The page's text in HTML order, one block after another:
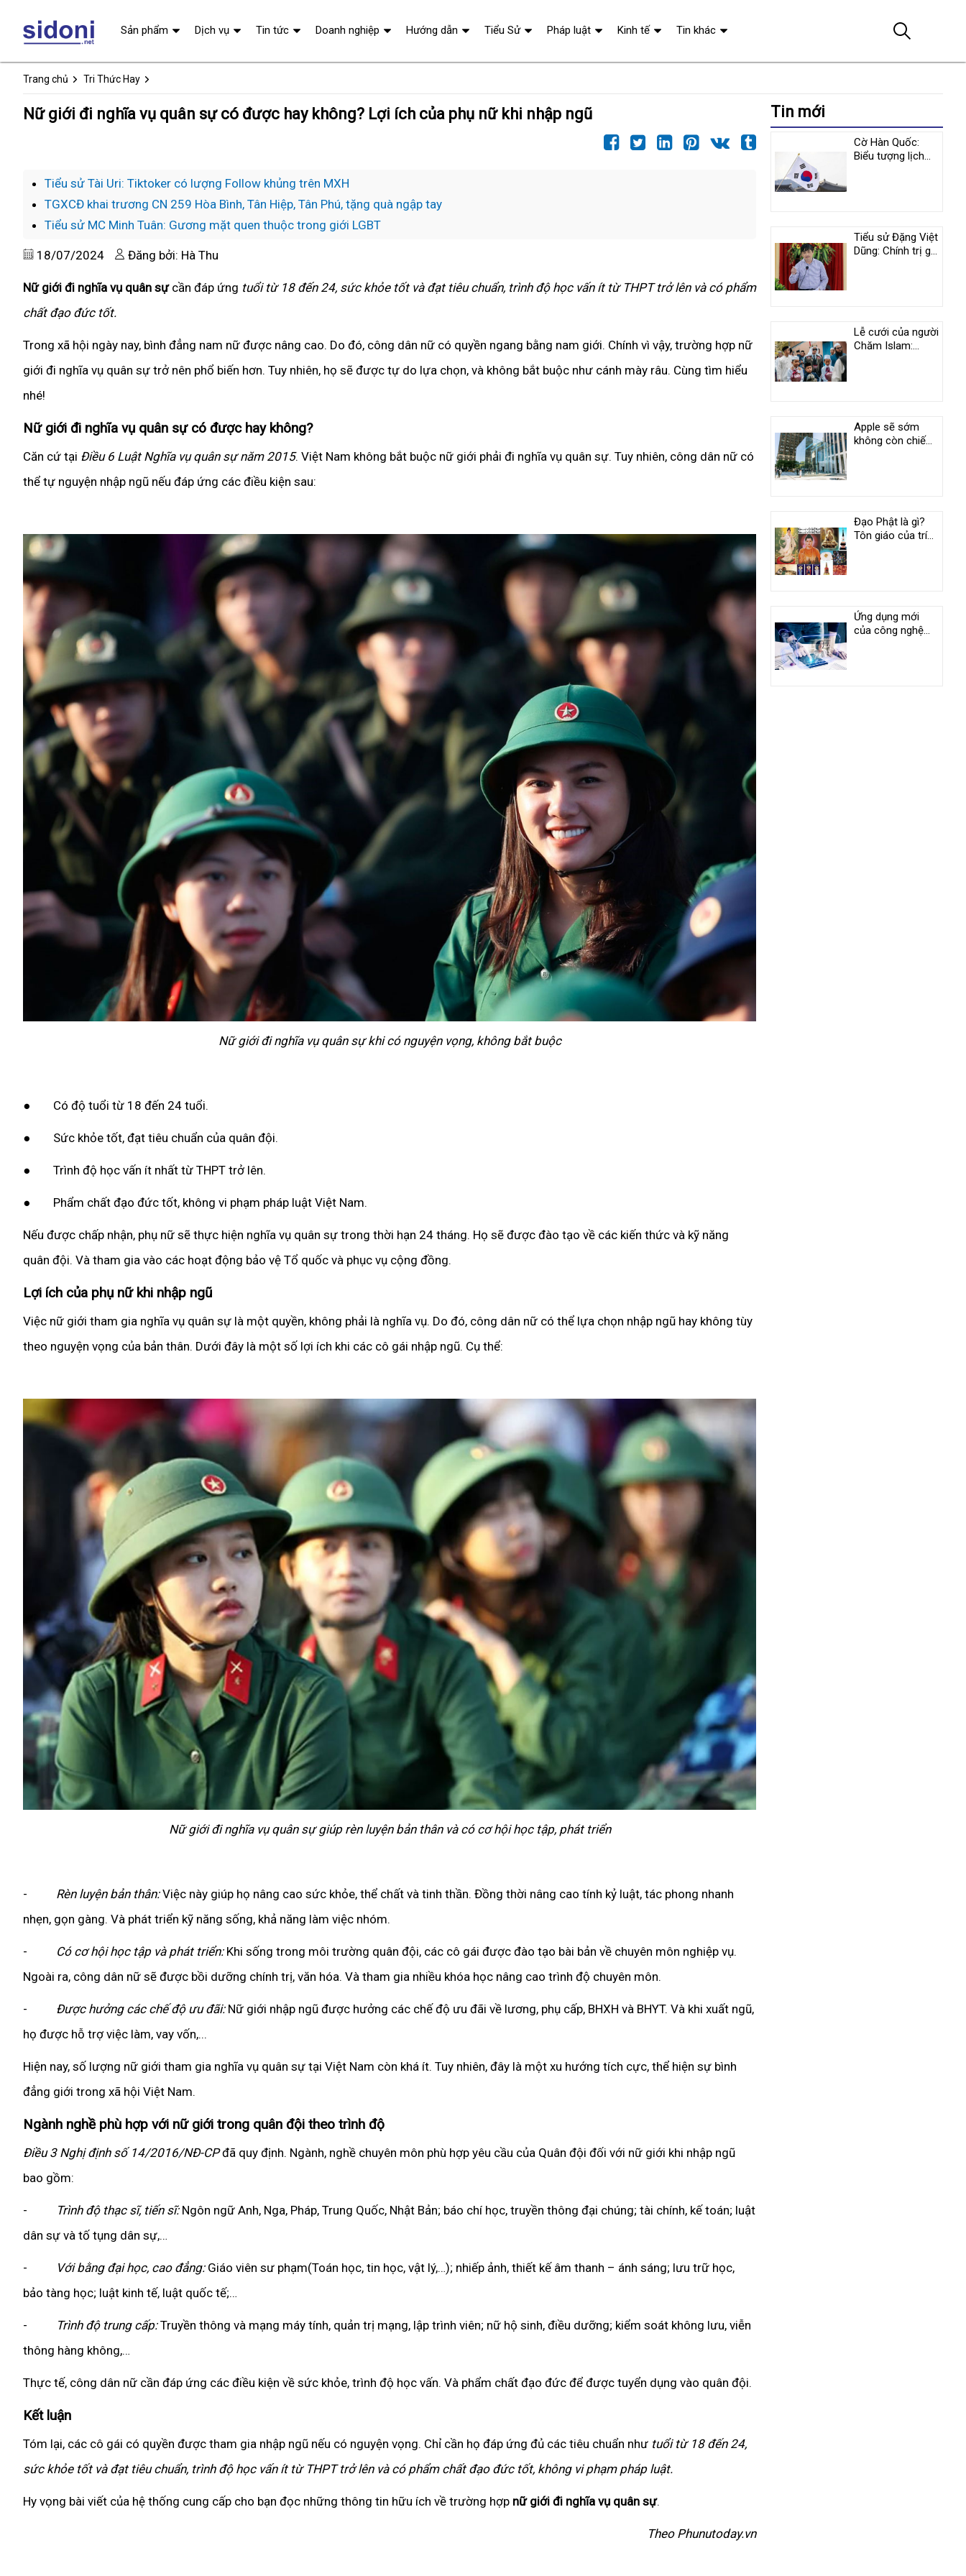
Trang chủ Tri Thức Hay
Nữ giới đi nghĩa vụ quân sự có được hay không? Lợi ích của phụ nữ khi nhập ngũ
Tiểu sử Tài Uri: Tiktoker có lượng Follow khủng trên MXH
TGXCĐ khai trương CN 259 Hòa Bình, Tân Hiệp, Tân Phú, tặng quà ngập tay
Tiểu sử MC Minh Tuân: Gương mặt quen thuộc trong giới LGBT
18/07/2024 Đăng bởi: Hà Thu
Nữ giới đi nghĩa vụ quân sự cần đáp ứng tuổi từ 18 đến 24, sức khỏe tốt và đạt tiêu chuẩn, trình độ học vấn ít từ THPT trở lên và có phẩm
chất đạo đức tốt.
Trong xã hội ngày nay, bình đẳng nam nữ được nâng cao. Do đó, công dân nữ có quyền ngang bằng nam giới. Chính vì vậy, trường hợp nữ
giới đi nghĩa vụ quân sự trở nên phổ biến hơn. Tuy nhiên, họ sẽ được tự do lựa chọn, và không bắt buộc như cánh mày râu. Cùng tìm hiểu
nhé!
Nữ giới đi nghĩa vụ quân sự có được hay không?
Căn cứ tại Điều 6 Luật Nghĩa vụ quân sự năm 2015. Việt Nam không bắt buộc nữ giới phải đi nghĩa vụ quân sự. Tuy nhiên, công dân nữ có
thể tự nguyện nhập ngũ nếu đáp ứng các điều kiện sau:
Nữ giới đi nghĩa vụ quân sự khi có nguyện vọng, không bắt buộc
● Có độ tuổi từ 18 đến 24 tuổi.
● Sức khỏe tốt, đạt tiêu chuẩn của quân đội.
● Trình độ học vấn ít nhất từ THPT trở lên.
● Phẩm chất đạo đức tốt, không vi phạm pháp luật Việt Nam.
Nếu được chấp nhận, phụ nữ sẽ thực hiện nghĩa vụ quân sự trong thời hạn 24 tháng. Họ sẽ được đào tạo về các kiến thức và kỹ năng
quân đội. Và tham gia vào các hoạt động bảo vệ Tổ quốc và phục vụ cộng đồng.
Lợi ích của phụ nữ khi nhập ngũ
Việc nữ giới tham gia nghĩa vụ quân sự là một quyền, không phải là nghĩa vụ. Do đó, công dân nữ có thể lựa chọn nhập ngũ hay không tùy
theo nguyện vọng của bản thân. Dưới đây là một số lợi ích khi các cô gái nhập ngũ. Cụ thể:
Nữ giới đi nghĩa vụ quân sự giúp rèn luyện bản thân và có cơ hội học tập, phát triển
- Rèn luyện bản thân:Việc này giúp họ nâng cao sức khỏe, thể chất và tinh thần. Đồng thời nâng cao tính kỷ luật, tác phong nhanh
nhẹn, gọn gàng. Và phát triển kỹ năng sống, khả năng làm việc nhóm.
- Có cơ hội học tập và phát triển: Khi sống trong môi trường quân đội, các cô gái được đào tạo bài bản về chuyên môn nghiệp vụ.
Ngoài ra, công dân nữ sẽ được bồi dưỡng chính trị, văn hóa. Và tham gia nhiều khóa học nâng cao trình độ chuyên môn.
- Được hưởng các chế độ ưu đãi: Nữ giới nhập ngũ được hưởng các chế độ ưu đãi về lương, phụ cấp, BHXH và BHYT. Và khi xuất ngũ,
họ được hỗ trợ việc làm, vay vốn,...
Hiện nay, số lượng nữ giới tham gia nghĩa vụ quân sự tại Việt Nam còn khá ít. Tuy nhiên, đây là một xu hướng tích cực, thể hiện sự bình
đẳng giới trong xã hội Việt Nam.
Ngành nghề phù hợp với nữ giới trong quân đội theo trình độ
Điều 3 Nghị định số 14/2016/NĐ-CPđã quy định. Ngành, nghề chuyên môn phù hợp yêu cầu của Quân đội đối với nữ giới khi nhập ngũ
bao gồm:
- Trình độ thạc sĩ, tiến sĩ:Ngôn ngữ Anh, Nga, Pháp, Trung Quốc, Nhật Bản; báo chí học, truyền thông đại chúng; tài chính, kế toán; luật
dân sự và tố tụng dân sự,…
- Với bằng đại học, cao đẳng:Giáo viên sư phạm(Toán học, tin học, vật lý,…); nhiếp ảnh, thiết kế âm thanh – ánh sáng; lưu trữ học,
bảo tàng học; luật kinh tế, luật quốc tế;…
- Trình độ trung cấp:Truyền thông và mạng máy tính, quản trị mạng, lập trình viên; nữ hộ sinh, điều dưỡng; kiểm soát không lưu, viễn
thông hàng không,…
Thực tế, công dân nữ cần đáp ứng các điều kiện về sức khỏe, trình độ học vấn. Và phẩm chất đạo đức để được tuyển dụng vào quân đội.
Kết luận
Tóm lại, các cô gái có quyền được tham gia nhập ngũ nếu có nguyện vọng. Chỉ cần họ đáp ứng đủ các tiêu chuẩn như tuổi từ 18 đến 24,
sức khỏe tốt và đạt tiêu chuẩn, trình độ học vấn ít từ THPT trở lên và có phẩm chất đạo đức tốt, không vi phạm pháp luật.
Hy vọng bài viết của hệ thống cung cấp cho bạn đọc những thông tin hữu ích về trường hợp nữ giới đi nghĩa vụ quân sự.
Theo Phunutoday.vn
Tin mới
Cờ Hàn Quốc:
Biểu tượng lịch
Tiểu sử Đặng Việt
Dũng: Chính trị gia
Lễ cưới của người
Chăm Islam:
Apple sẽ sớm
không còn chiếm
Đạo Phật là gì?
Tôn giáo của trí
Ứng dụng mới
của công nghệ
Sản phẩm Dịch vụ Tin tức Doanh nghiệp Hướng dẫn Tiểu Sử Pháp luật Kinh tế Tin khác